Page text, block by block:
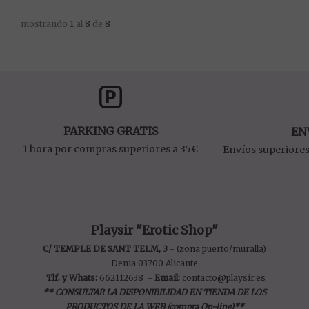
mostrando 1 al 8 de 8
PARKING GRATIS
1 hora por compras superiores a 35€ Envíos
Playsir "Erotic Shop"
C/ TEMPLE DE SANT TELM, 3 - (zona puerto/muralla)
Denia 03700 Alicante
Tlf. y Whats: 662112638 - Email: contacto@playsir.es
** CONSULTAR LA DISPONIBILIDAD EN TIENDA DE LOS
PRODUCTOS DE LA WEB (compra On-line)**